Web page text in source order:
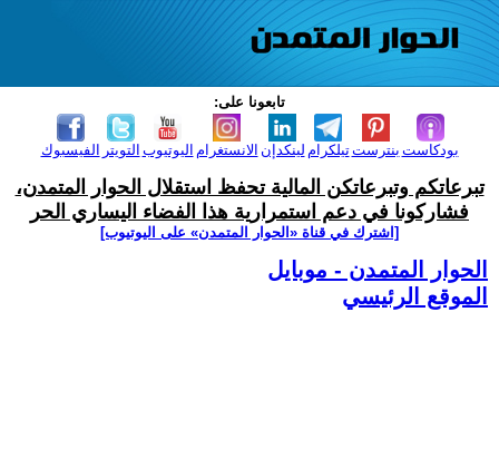
تابعونا على:
الفيسبوك التويتر اليوتيوب الانستغرام لينكدإن تيلكرامبنترست بودكاست
تبرعاتكم وتبرعاتكن المالية تحفظ استقلال الحوار المتمدن،
فشاركونا في دعم استمرارية هذا الفضاء اليساري الحر
[اشترك في قناة ‫«الحوار المتمدن» على اليوتيوب]
الحوار المتمدن - موبايل
الموقع الرئيسي